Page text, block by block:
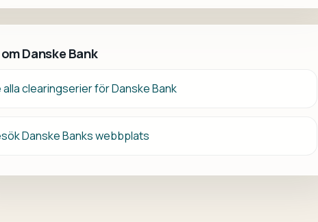
Danske Bank
alla clearingserier för Danske Bank
Danske Banks webbplats